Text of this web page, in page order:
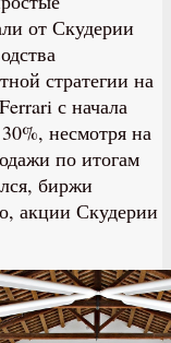
от Скудерии
стратегии на
с начала
несмотря на
по итогам
биржи
акции Скудерии